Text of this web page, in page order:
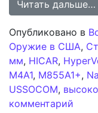
Читать дальше…
Опубликовано в
Оружие в США,
мм, HICAR,
M4A1, M855A1+,
USSOCOM,
комментарий